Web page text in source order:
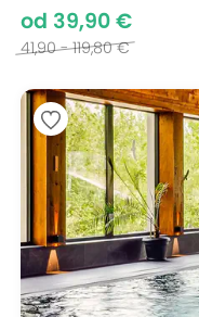
od 39,90 €
41,90 - 119,80 €